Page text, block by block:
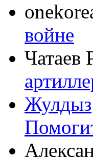
войне
Чатаев
Жулдыз